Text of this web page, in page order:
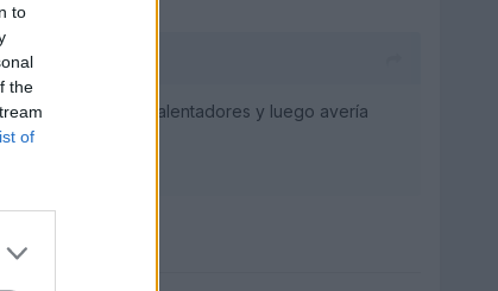
to
the
of
ha saltado luz calentadores y luego avería